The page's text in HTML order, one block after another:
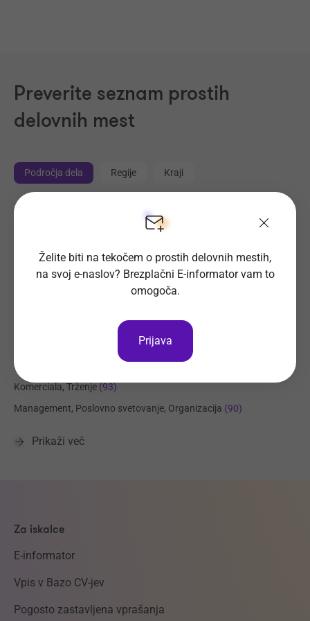
Preverite seznam prostih
delovnih mest
Področja dela Regije Kraji
Trgovina (213)
Transport, Nabava, Logistika(202)
Prehrambena industrija, Živilstvo(131)
Elektrotehnika, Elektronika, Telekomunikacije
Administracija
Komerciala, Trženje (93)
Management, Poslovno svetovanje, Organizacija (90)
Prikaži več
Za iskalce
E-informator
Vpis v Bazo CV-jev
Pogosto zastavljena vprašanja
Želite biti na tekočem o prostih delovnih mestih,
na svoj e-naslov? Brezplačni E-informator vam to
omogoča.
Prijava